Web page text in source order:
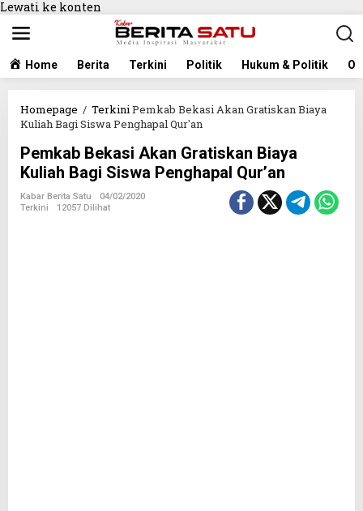
Lewati ke konten
Home Berita Terkini Politik Hukum & Politik
Homepage / TerkiniPemkab Bekasi Akan Gratiskan Biaya
Kuliah Bagi Siswa Penghapal Qur'an
Pemkab Bekasi Akan Gratiskan Biaya
Kuliah Bagi Siswa Penghapal Qur’an
Kabar Berita Satu
04/02/2020
Terkini
12057 Dilihat